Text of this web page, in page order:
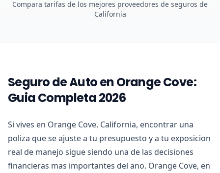
Compara tarifas de los mejores proveedores de seguros de
California
Seguro de Auto en Orange Cove:
Guia Completa 2026
Si vives en Orange Cove, California, encontrar una
poliza que se ajuste a tu presupuesto y a tu exposicion
real de manejo sigue siendo una de las decisiones
financieras mas importantes del ano. Orange Cove, en